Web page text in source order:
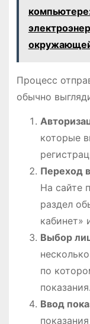
Процесс
обычно
которые
Переход
На сайте
раздел
кабинет»
Выбор
по
показания․
Ввод